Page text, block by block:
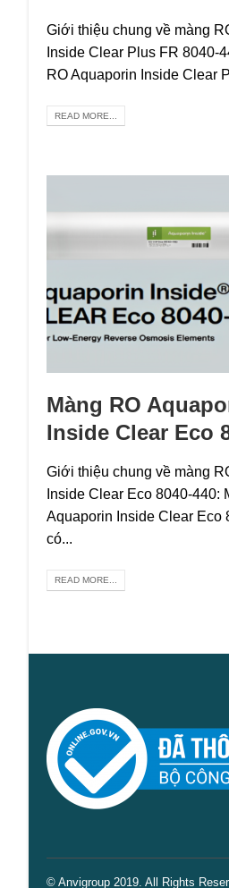
Giới thiệu chung về màng
Inside Clear Plus FR 8040-
RO Aquaporin Inside Clear
READ MORE...
Màng RO
Inside Clear Eco
Giới thiệu chung về màng
Inside Clear Eco 8040-440:
Aquaporin Inside Clear Eco
có...
READ MORE...
© Anvigroup 2019. All Rights